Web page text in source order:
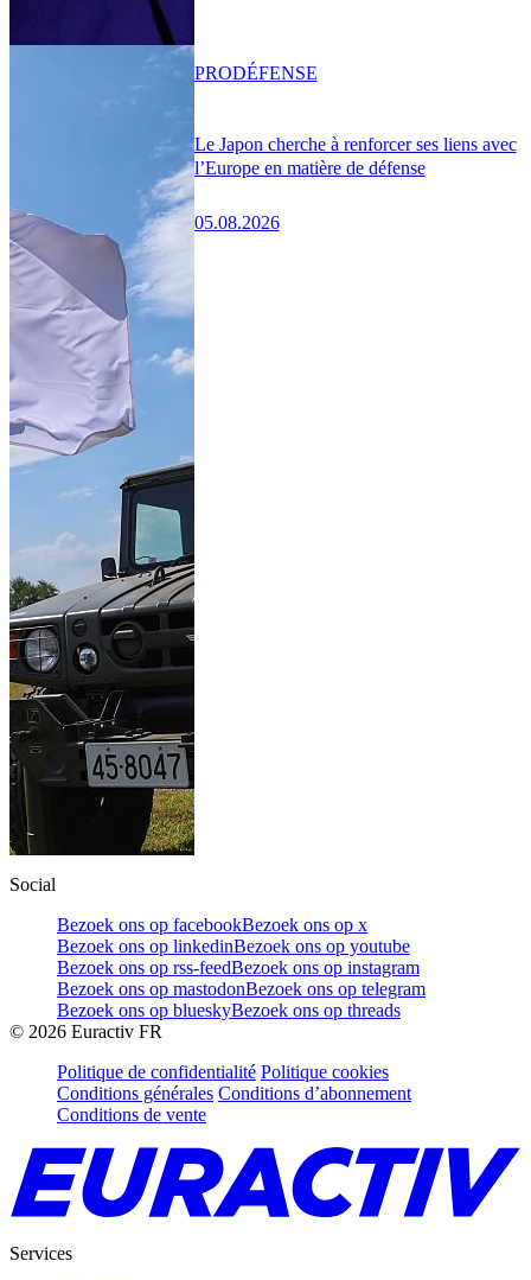
Le Japon cherche à renforcer ses liens avec
l’Europe en matière de défense
05.08.2026
PRODÉFENSE
Social
Bezoek ons op facebookBezoek ons op x
Bezoek ons op linkedinBezoek ons op youtube
Bezoek ons op rss-feedBezoek ons op instagram
Bezoek ons op mastodonBezoek ons op telegram
Bezoek ons op blueskyBezoek ons op threads
© 2026 Euractiv FR
Politique de confidentialité Politique cookies
Conditions générales Conditions d’abonnement
Conditions de vente
Services